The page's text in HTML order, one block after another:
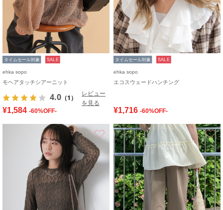
タイムセール対象 SALE
ehka sopo
モヘアタッチシアーニット
4.0 （1）
レビュー
を見る
¥1,584 -60%OFF-
タイムセール対象 SALE
ehka sopo
エコスウェードハンチング
¥1,716 -60%OFF-
お気に入り